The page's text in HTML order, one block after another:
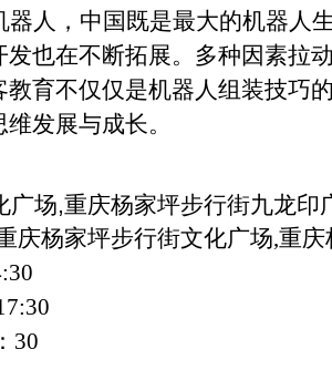
人，中国既是最大的机器人
也在不断拓展。多种因素拉
教育不仅仅是机器人组装技巧
发展与成长。
广场,重庆杨家坪步行街九龙印
庆杨家坪步行街文化广场,重
30